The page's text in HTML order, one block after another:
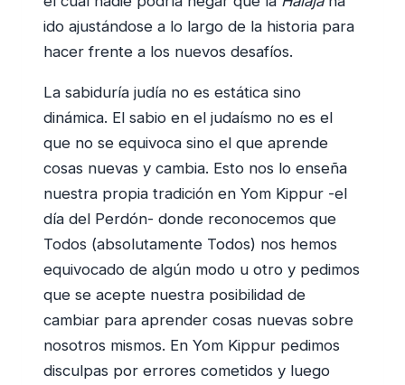
ido ajustándose a lo largo de la historia para
hacer frente a los nuevos desafíos.
La sabiduría judía no es estática sino
dinámica. El sabio en el judaísmo no es el
que no se equivoca sino el que aprende
cosas nuevas y cambia. Esto nos lo enseña
nuestra propia tradición en Yom Kippur -el
día del Perdón- donde reconocemos que
Todos (absolutamente Todos) nos hemos
equivocado de algún modo u otro y pedimos
que se acepte nuestra posibilidad de
cambiar para aprender cosas nuevas sobre
nosotros mismos. En Yom Kippur pedimos
disculpas por errores cometidos y luego